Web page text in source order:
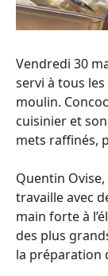
Vendredi 30
servi à tous les
moulin.
cuisinier et
mets raffinés,
Quentin
travaille avec
main forte à
des plus
la préparation